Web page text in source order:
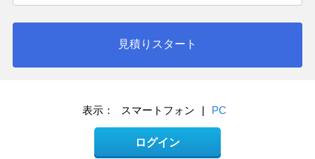
見積りスタート
表示： スマートフォン | PC
ログイン